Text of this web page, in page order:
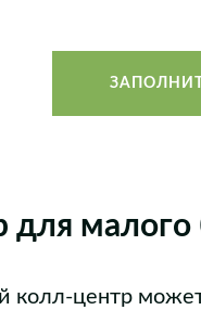
малого
колл-центр